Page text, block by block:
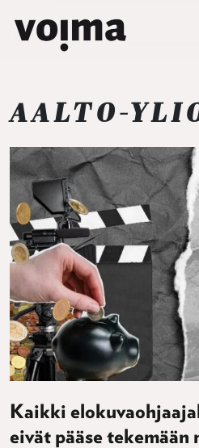
Päävalikko
AALTO-
Kaikki
eivät pääse tekemään